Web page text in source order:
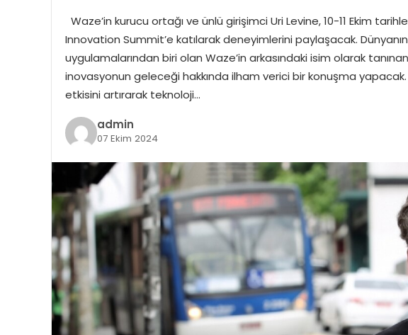
Waze’in kurucu ortağı ve ünlü girişimci Uri Levine, 10-11 Ekim
Innovation Summit’e katılarak deneyimlerini paylaşacak.
uygulamalarından biri olan Waze’in arkasındaki isim olarak
inovasyonun geleceği hakkında ilham verici bir konuşma yapacak.
etkisini artırarak teknoloji…
admin
07 Ekim 2024